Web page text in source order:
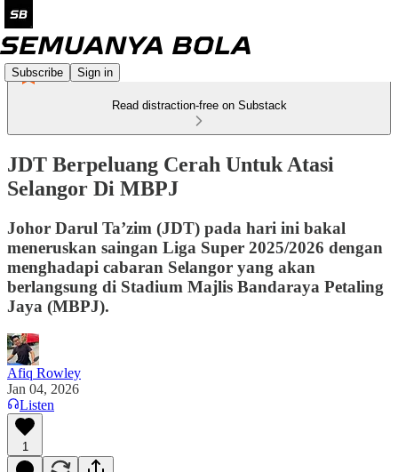
Subscribe Sign in
Read distraction-free on Substack
JDT Berpeluang Cerah Untuk Atasi
Selangor Di MBPJ
Johor Darul Ta’zim (JDT) pada hari ini bakal
meneruskan saingan Liga Super 2025/2026 dengan
menghadapi cabaran Selangor yang akan
berlangsung di Stadium Majlis Bandaraya Petaling
Jaya (MBPJ).
Afiq Rowley
Jan 04, 2026
Listen
1